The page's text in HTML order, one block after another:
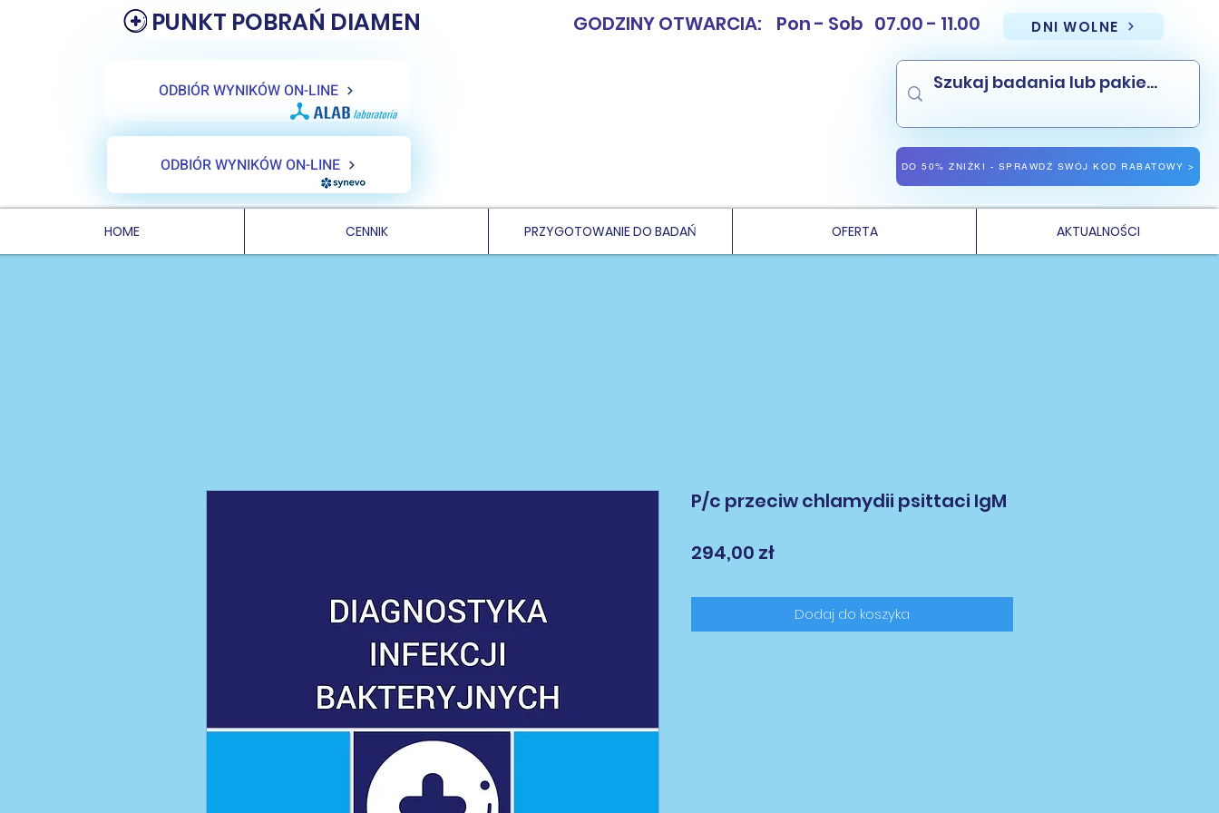
ODBIÓR WYNIKÓW ON-LINE
PUNKT POBRAŃ DIAMEN GODZINY OTWARCIA: Pon - Sob 07.00 - 11.00
ODBIÓR WYNIKÓW ON-LINE
DNI WOLNE
DO 50% ZNIŻKI - SPRAWDŹ SWÓJ KOD RABATOWY >
HOME CENNIK PRZYGOTOWANIE DO BADAŃ OFERTA AKTUALNOŚCI
P/c przeciw chlamydii psittaci IgM
294,00 złCena
Dodaj do koszyka